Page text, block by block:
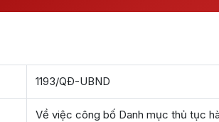
1193/QÐ-UBND
Về việc công bố Danh mục thủ tục